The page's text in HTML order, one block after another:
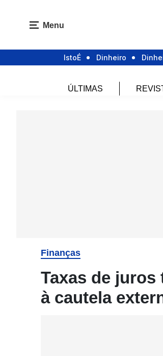
Menu
IstoÉ Dinheiro
ÚLTIMAS
Finanças
Taxas de juros
à cautela